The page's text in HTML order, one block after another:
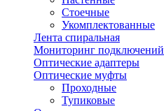
Стоечные
Укомплектованные
Лента спиральная
Мониторинг подключений
Оптические адаптеры
Оптические муфты
Проходные
Тупиковые